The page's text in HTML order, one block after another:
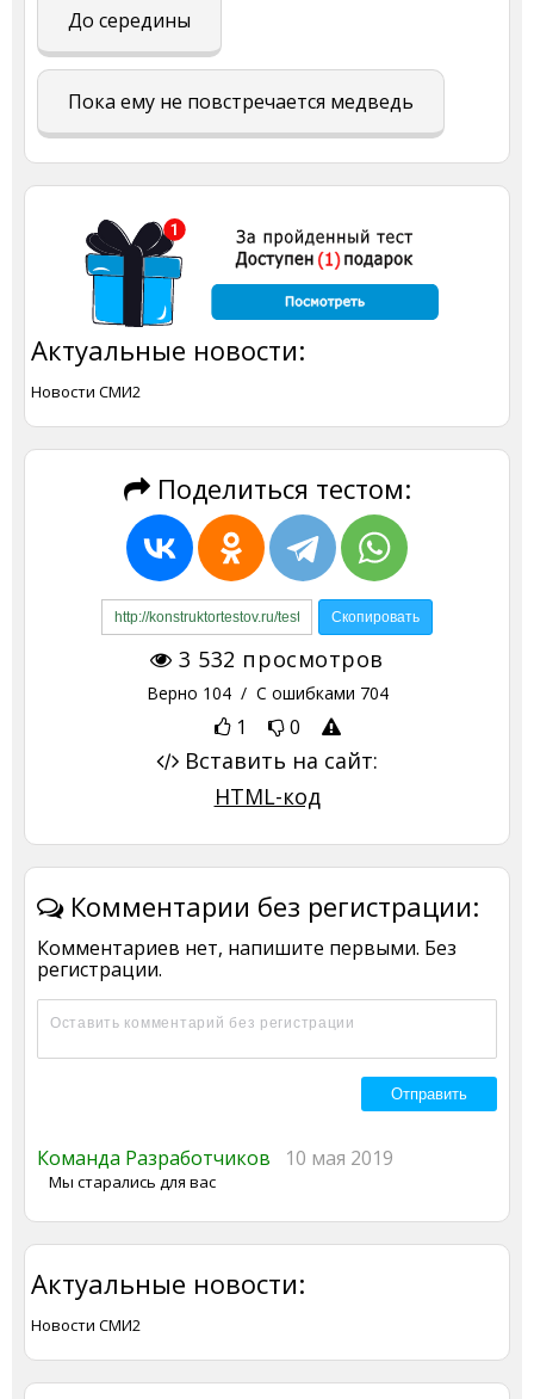
До середины
Пока ему не повстречается медведь
Актуальные новости:
Новости СМИ2
Поделиться тестом:
3 532 просмотров
Верно 104/ С ошибками 704
1 0
Вставить на сайт:
HTML-код
Комментарии без регистрации:
Комментариев нет, напишите первыми. Без
регистрации.
Команда Разработчиков 10 мая 2019
Мы старались для вас
Актуальные новости:
Новости СМИ2